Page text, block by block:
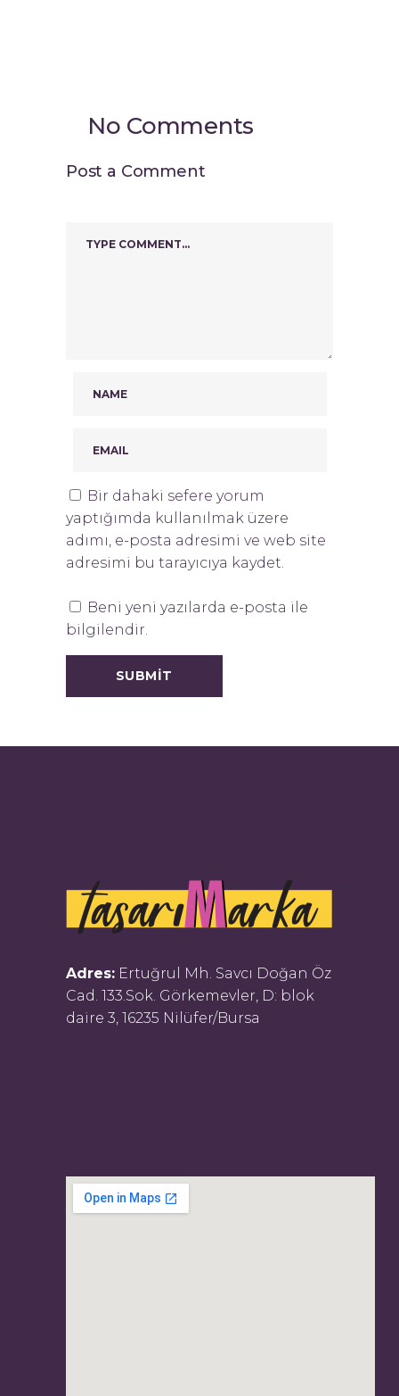
No Comments
Post a Comment
Bir dahaki sefere yorum
yaptığımda kullanılmak üzere
adımı, e-posta adresimi ve web site
adresimi bu tarayıcıya kaydet.
Beni yeni yazılarda e-posta ile
bilgilendir.
Adres: Ertuğrul Mh. Savcı Doğan Öz
Cad. 133.Sok. Görkemevler, D: blok
daire 3, 16235 Nilüfer/Bursa